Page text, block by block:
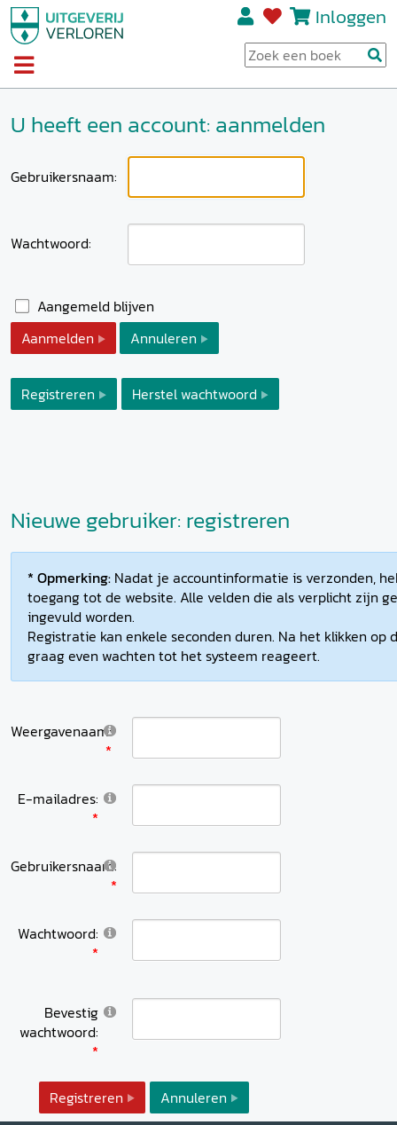
Inloggen
U heeft een account: aanmelden
Gebruikersnaam:
Wachtwoord:
Aangemeld blijven
Aanmelden
Annuleren
Registreren Herstel wachtwoord
Nieuwe gebruiker: registreren
* Opmerking: Nadat je accountinformatie is verzonden,
toegang tot de website. Alle velden die als verplicht zijn
ingevuld worden.
Registratie kan enkele seconden duren. Na het klikken op
graag even wachten tot het systeem reageert.
Weergavenaam:
E-mailadres:
Gebruikersnaam:
Wachtwoord:
Bevestig
wachtwoord:
Registreren Annuleren